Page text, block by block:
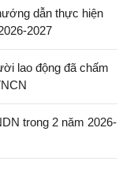
dẫn thực hiện
2027
lao động đã chấm
trong 2 năm 2026-